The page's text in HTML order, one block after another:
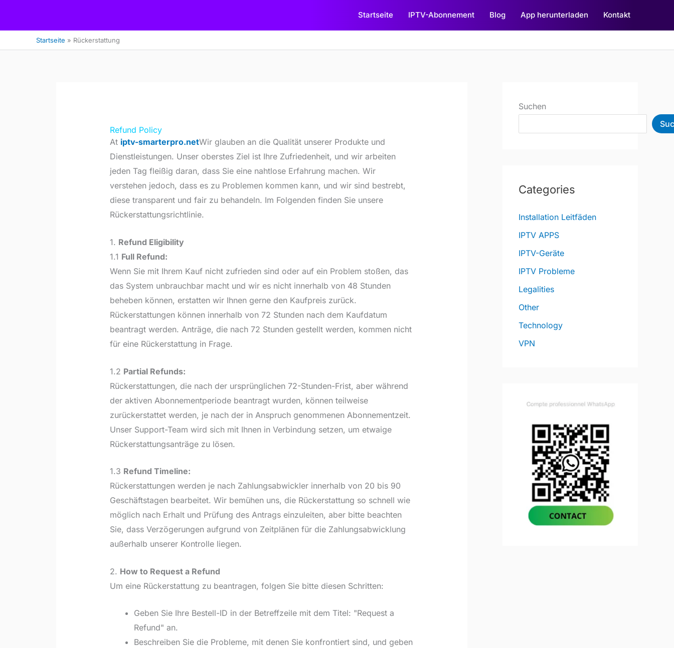
Startseite IPTV-Abonnement Blog App herunterladen Kontakt
Startseite Rückerstattung
Refund Policy
At iptv-smarterpro.netWir glauben an die Qualität unserer Produkte und
Dienstleistungen. Unser oberstes Ziel ist Ihre Zufriedenheit, und wir arbeiten
jeden Tag fleißig daran, dass Sie eine nahtlose Erfahrung machen. Wir
verstehen jedoch, dass es zu Problemen kommen kann, und wir sind bestrebt,
diese transparent und fair zu behandeln. Im Folgenden finden Sie unsere
Rückerstattungsrichtlinie.
1. Refund Eligibility
1.1 Full Refund:
Wenn Sie mit Ihrem Kauf nicht zufrieden sind oder auf ein Problem stoßen, das
das System unbrauchbar macht und wir es nicht innerhalb von 48 Stunden
beheben können, erstatten wir Ihnen gerne den Kaufpreis zurück.
Rückerstattungen können innerhalb von 72 Stunden nach dem Kaufdatum
beantragt werden. Anträge, die nach 72 Stunden gestellt werden, kommen nicht
für eine Rückerstattung in Frage.
1.2 Partial Refunds:
Rückerstattungen, die nach der ursprünglichen 72-Stunden-Frist, aber während
der aktiven Abonnementperiode beantragt wurden, können teilweise
zurückerstattet werden, je nach der in Anspruch genommenen Abonnementzeit.
Unser Support-Team wird sich mit Ihnen in Verbindung setzen, um etwaige
Rückerstattungsanträge zu lösen.
1.3 Refund Timeline:
Rückerstattungen werden je nach Zahlungsabwickler innerhalb von 20 bis 90
Geschäftstagen bearbeitet. Wir bemühen uns, die Rückerstattung so schnell wie
möglich nach Erhalt und Prüfung des Antrags einzuleiten, aber bitte beachten
Sie, dass Verzögerungen aufgrund von Zeitplänen für die Zahlungsabwicklung
außerhalb unserer Kontrolle liegen.
2. How to Request a Refund
Um eine Rückerstattung zu beantragen, folgen Sie bitte diesen Schritten:
Geben Sie Ihre Bestell-ID in der Betreffzeile mit dem Titel: "Request a
Refund" an.
Beschreiben Sie die Probleme, mit denen Sie konfrontiert sind, und geben
Suchen
Categories
Installation Leitfäden
IPTV APPS
IPTV-Geräte
IPTV Probleme
Legalities
Other
Technology
VPN